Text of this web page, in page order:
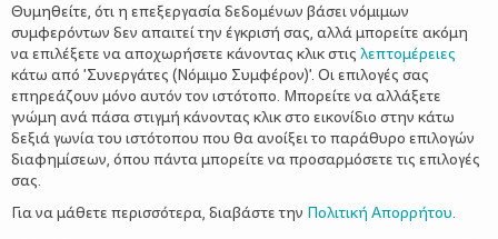
Της Πέπης Νικολοπούλου
Θυμηθείτε, ότι η επεξεργασία δεδομένων βάσει νόμιμων
συμφερόντων δεν απαιτεί την έγκρισή σας, αλλά μπορείτε ακόμη
να επιλέξετε να αποχωρήσετε κάνοντας κλικ στις λεπτομέρειες
κάτω από 'Συνεργάτες (Νόμιμο Συμφέρον)'. Οι επιλογές σας
επηρεάζουν μόνο αυτόν τον ιστότοπο. Μπορείτε να αλλάξετε
γνώμη ανά πάσα στιγμή κάνοντας κλικ στο εικονίδιο στην κάτω
δεξιά γωνία του ιστότοπου που θα ανοίξει το παράθυρο επιλογών
διαφημίσεων, όπου πάντα μπορείτε να προσαρμόσετε τις επιλογές
σας.
Για να μάθετε περισσότερα, διαβάστε την Πολιτική Απορρήτου.